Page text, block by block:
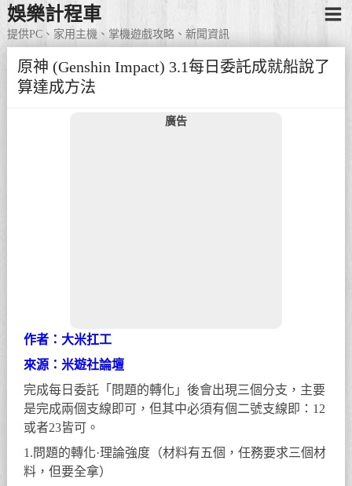
娛樂計程車
提供PC、家用主機、掌機遊戲攻略、新聞資訊
原神 (Genshin Impact) 3.1每日委託成就船說了
算達成方法
廣告
作者：大米扛工
來源：米遊社論壇
完成每日委託「問題的轉化」後會出現三個分支，主要
是完成兩個支線即可，但其中必須有個二號支線即：12
或者23皆可。
1.問題的轉化·理論強度（材料有五個，任務要求三個材
料，但要全拿）